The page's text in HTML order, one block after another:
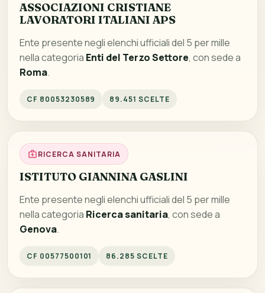
ASSOCIAZIONI CRISTIANE
LAVORATORI ITALIANI APS
Ente presente negli elenchi ufficiali del 5 per mille
nella categoria Enti del Terzo Settore, con sede a
Roma.
CF 80053230589 89.451 SCELTE
RICERCA SANITARIA
ISTITUTO GIANNINA GASLINI
Ente presente negli elenchi ufficiali del 5 per mille
nella categoria Ricerca sanitaria, con sede a
Genova.
CF 00577500101 86.285 SCELTE